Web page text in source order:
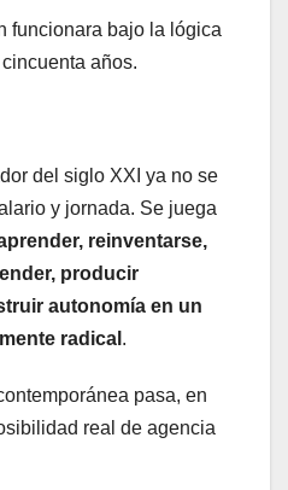
funcionara bajo la lógica
años.
del siglo XXI ya no se
y jornada. Se juega
reinventarse,
producir
autonomía en un
radical .
pasa, en
real de agencia